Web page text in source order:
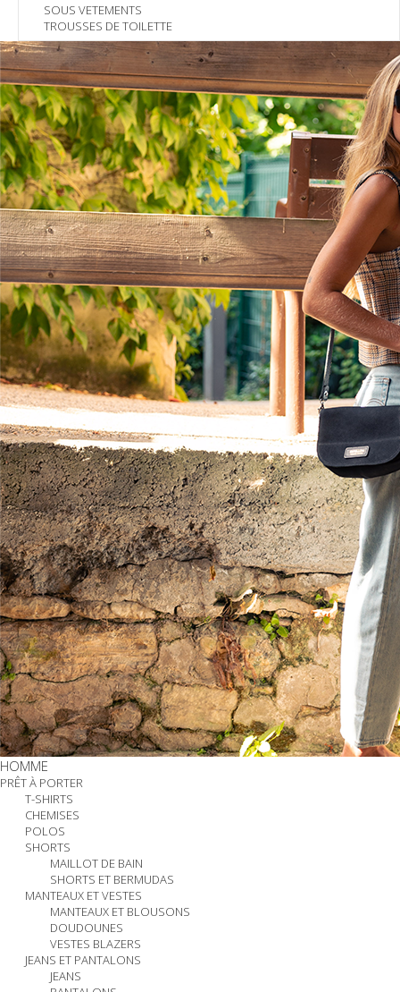
SOUS VETEMENTS
TROUSSES DE TOILETTE
HOMME
PRÊT À PORTER
T-SHIRTS
CHEMISES
POLOS
SHORTS
MAILLOT DE BAIN
SHORTS ET BERMUDAS
MANTEAUX ET VESTES
MANTEAUX ET BLOUSONS
DOUDOUNES
VESTES BLAZERS
JEANS ET PANTALONS
JEANS